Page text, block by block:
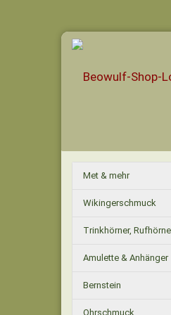
Met & mehr
Wikingerschmuck
Trinkhörner,
Amulette & Anhänger
Bernstein
Ohrschmuck